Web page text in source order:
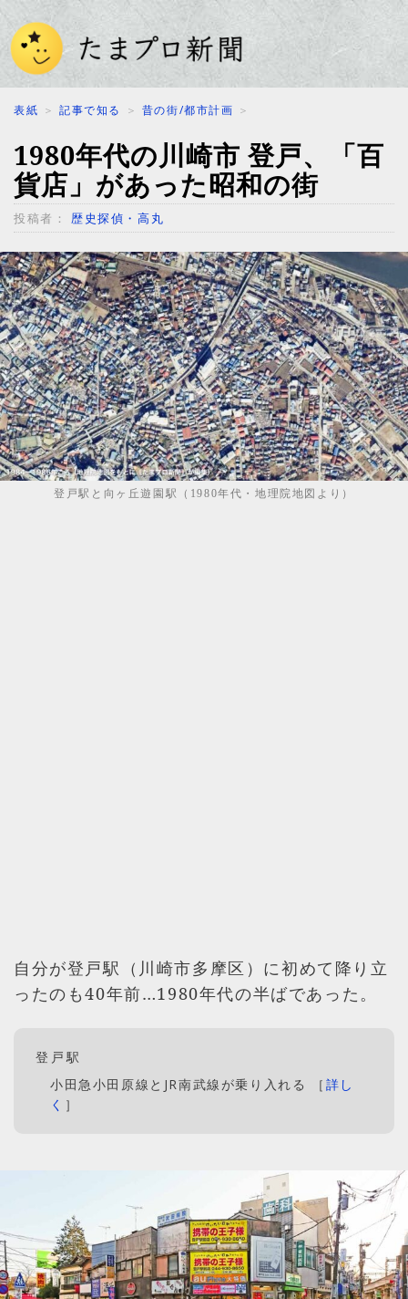
表紙 ＞記事で知る ＞ 昔の街/都市計画 ＞
1980年代の川崎市 登戸、「百
貨店」があった昭和の街
投稿者： 歴史探偵・高丸
登戸駅と向ヶ丘遊園駅（1980年代・地理院地図より）
自分が登戸駅（川崎市多摩区）に初めて降り立
ったのも40年前…1980年代の半ばであった。
登戸駅
小田急小田原線とJR南武線が乗り入れる ［ 詳し
く ］